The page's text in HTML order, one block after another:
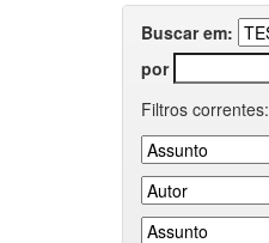
Buscar em:
por
Filtros correntes: